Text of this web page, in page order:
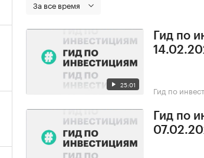
За все время
25:01
Гид по
Гид по
Гид по